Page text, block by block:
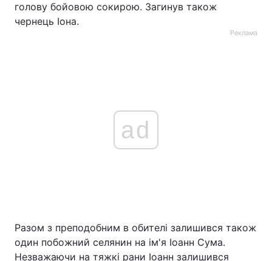
голову бойовою сокирою. Загинув також
чернець Іона.
Реклама
ad
Разом з преподобним в обителі залишився також
один побожний селянин на ім'я Іоанн Сума.
Незважаючи на тяжкі рани Іоанн залишився